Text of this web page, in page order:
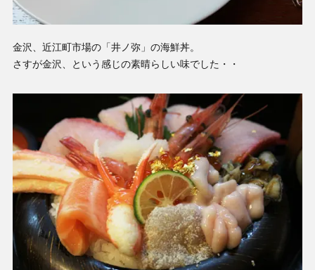
金沢、近江町市場の「井ノ弥」の海鮮丼。
さすが金沢、という感じの素晴らしい味でした・・